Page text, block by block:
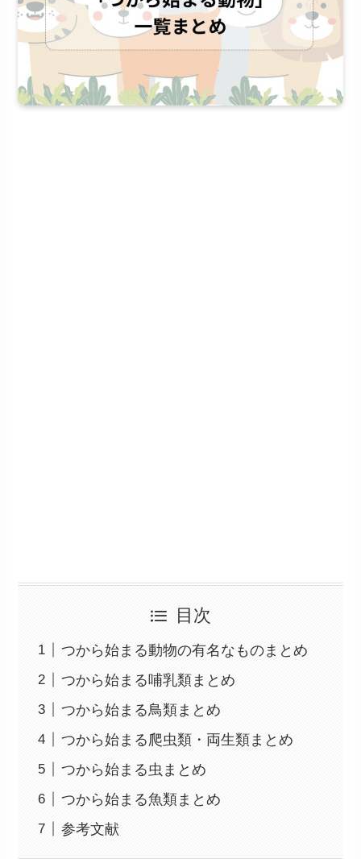
目次
つから始まる動物の有名なものまとめ
つから始まる哺乳類まとめ
つから始まる鳥類まとめ
つから始まる爬虫類・両生類まとめ
つから始まる虫まとめ
つから始まる魚類まとめ
参考文献